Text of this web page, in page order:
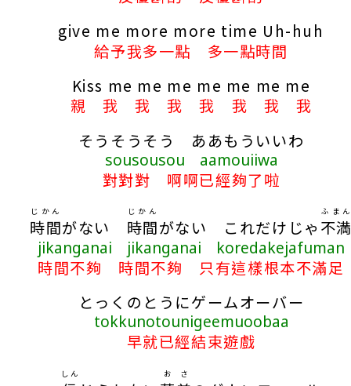
give me more more time Uh-huh
給予我多一點 多一點時間
Kiss me me me me me me me
親 我 我 我 我 我 我 我
そうそうそう ああもういいわ
sousousou aamouiiwa
對對對 啊啊已經夠了啦
時間
じかん
がない 時間
じかん
がない これだけじゃ 不満
ふまん
jikanganai jikanganai koredakejafuman
時間不夠 時間不夠 只有這樣根本不滿足
とっくのとうにゲームオーバー
tokkunotounigeemuoobaa
早就已經結束遊戲
しん お さ